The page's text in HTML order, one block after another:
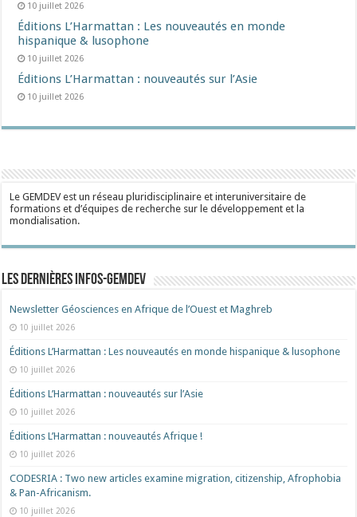
10 juillet 2026
Éditions L’Harmattan : Les nouveautés en monde
hispanique & lusophone
10 juillet 2026
Éditions L’Harmattan : nouveautés sur l’Asie
10 juillet 2026
Le GEMDEV est un réseau pluridisciplinaire et interuniversitaire de
formations et d’équipes de recherche sur le développement et la
mondialisation.
Les dernières Infos-Gemdev
Newsletter Géosciences en Afrique de l’Ouest et Maghreb
10 juillet 2026
Éditions L’Harmattan : Les nouveautés en monde hispanique & lusophone
10 juillet 2026
Éditions L’Harmattan : nouveautés sur l’Asie
10 juillet 2026
Éditions L’Harmattan : nouveautés Afrique !​
10 juillet 2026
CODESRIA : Two new articles examine migration, citizenship, Afrophobia
& Pan-Africanism.
10 juillet 2026